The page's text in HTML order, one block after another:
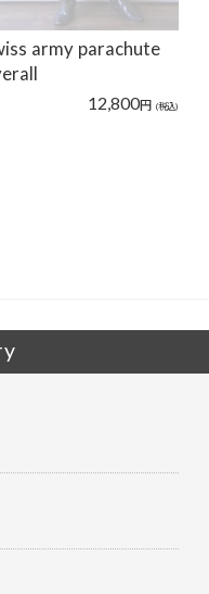
army parachute
12,800円 (税込)